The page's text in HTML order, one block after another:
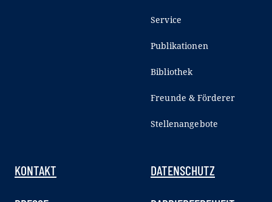
Service
Publikationen
Bibliothek
Freunde & Förderer
Stellenangebote
KONTAKT DATENSCHUTZ